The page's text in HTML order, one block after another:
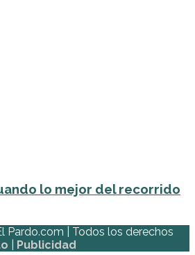
lo mejor del recorrido
Pardo.com | Todos los derechos
Publicidad